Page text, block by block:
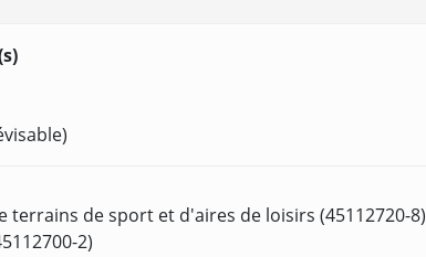
terrains de sport et d'aires de loisirs (45112720-8)
2)